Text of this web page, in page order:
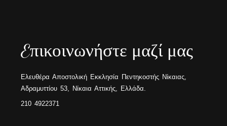
Eπικοινωνήστε μαζί μας
Ελευθέρα Αποστολική Εκκλησία Πεντηκοστής Νίκαιας,
Αδραμυττίου 53, Νίκαια Αττικής, Ελλάδα.
210 4922371